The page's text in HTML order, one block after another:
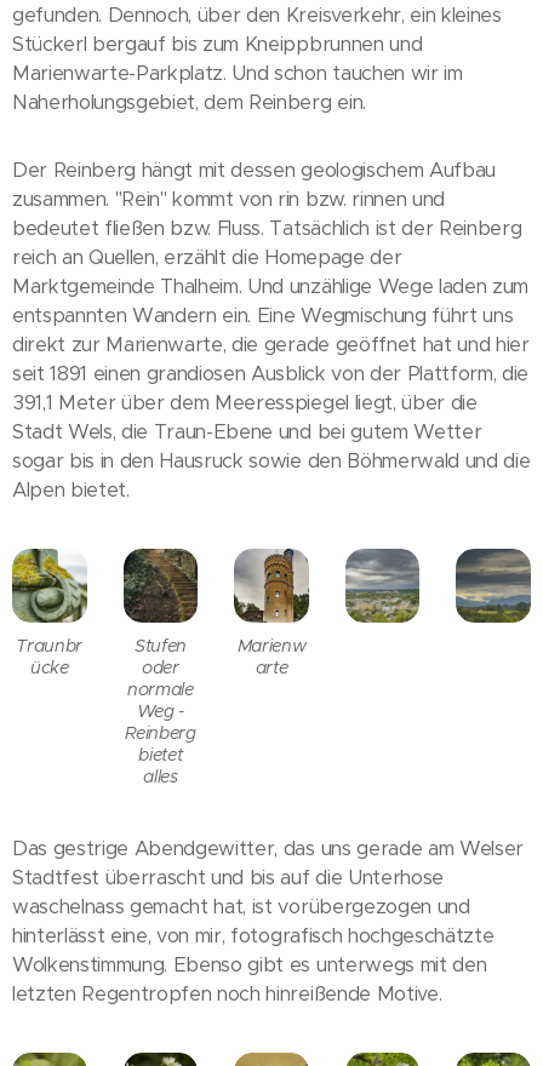
gefunden. Dennoch, über den Kreisverkehr, ein kleines
Stückerl bergauf bis zum Kneippbrunnen und
Marienwarte-Parkplatz. Und schon tauchen wir im
Naherholungsgebiet, dem Reinberg ein.
Der Reinberg hängt mit dessen geologischem Aufbau
zusammen. "Rein" kommt von rin bzw. rinnen und
bedeutet fließen bzw. Fluss. Tatsächlich ist der Reinberg
reich an Quellen, erzählt die Homepage der
Marktgemeinde Thalheim. Und unzählige Wege laden zum
entspannten Wandern ein. Eine Wegmischung führt uns
direkt zur Marienwarte, die gerade geöffnet hat und hier
seit 1891 einen grandiosen Ausblick von der Plattform, die
391,1 Meter über dem Meeresspiegel liegt, über die
Stadt Wels, die Traun-Ebene und bei gutem Wetter
sogar bis in den Hausruck sowie den Böhmerwald und die
Alpen bietet.
Traunbr
ücke
Stufen
oder
normale
Weg -
Reinberg
bietet
alles
Marienw
arte
Das gestrige Abendgewitter, das uns gerade am Welser
Stadtfest überrascht und bis auf die Unterhose
waschelnass gemacht hat, ist vorübergezogen und
hinterlässt eine, von mir, fotografisch hochgeschätzte
Wolkenstimmung. Ebenso gibt es unterwegs mit den
letzten Regentropfen noch hinreißende Motive.